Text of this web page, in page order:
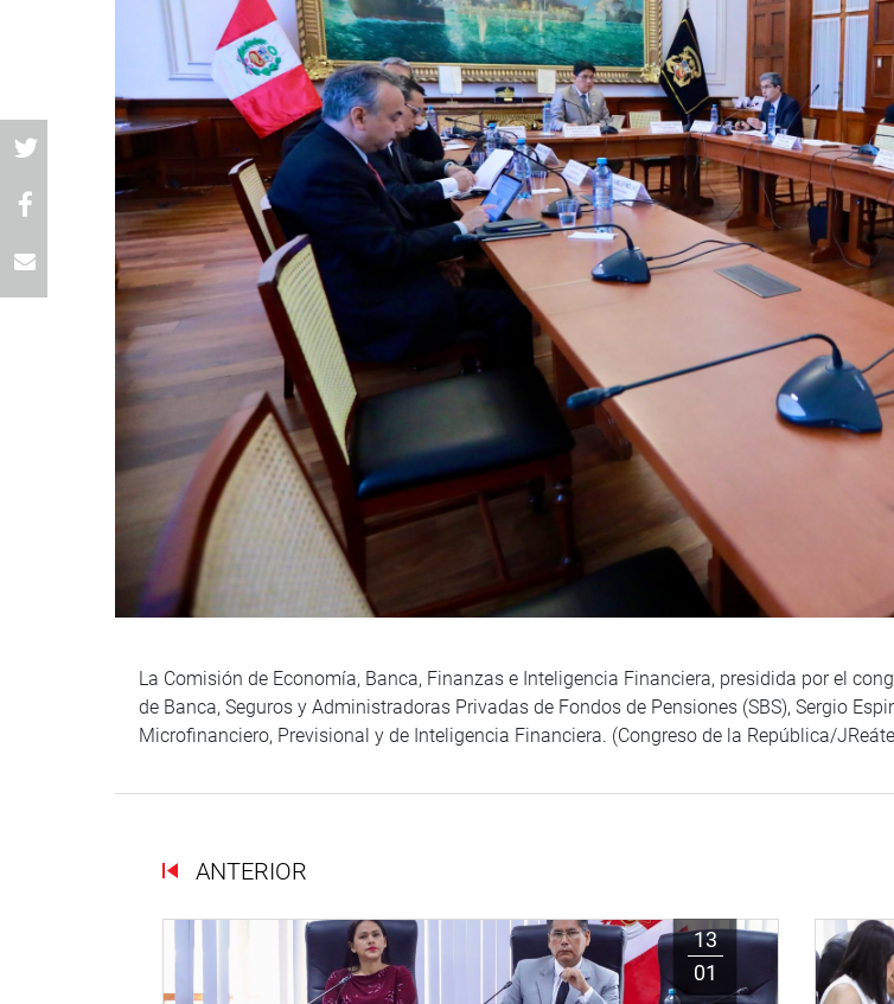
La Comisión de Economía, Banca, Finanzas e Inteligencia Financiera, presidida por el
de Banca, Seguros y Administradoras Privadas de Fondos de Pensiones (SBS), Sergio
Microfinanciero, Previsional y de Inteligencia Financiera. (Congreso de la República/
ANTERIOR
13
01